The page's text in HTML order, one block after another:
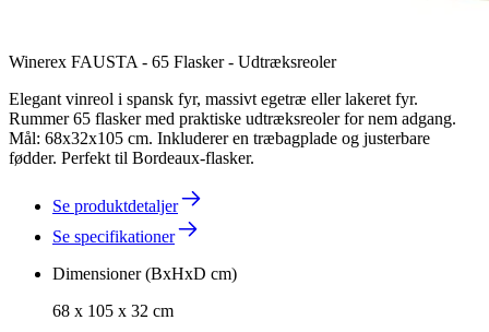
Winerex FAUSTA - 65 Flasker - Udtræksreoler
Elegant vinreol i spansk fyr, massivt egetræ eller lakeret fyr.
Rummer 65 flasker med praktiske udtræksreoler for nem adgang.
Mål: 68x32x105 cm. Inkluderer en træbagplade og justerbare
fødder. Perfekt til Bordeaux-flasker.
Se produktdetaljer
Se specifikationer
Dimensioner (BxHxD cm)
68 x 105 x 32 cm